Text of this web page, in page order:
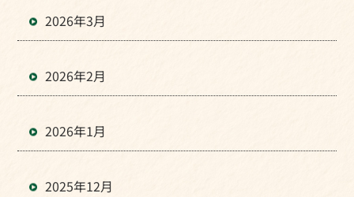
2026年3月
2026年2月
2026年1月
2025年12月